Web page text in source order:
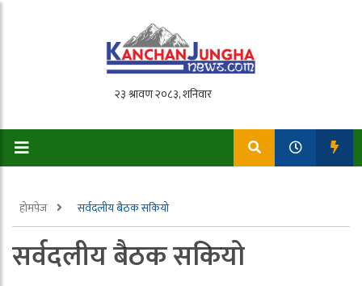
होमपेज सर्वदलीय बैठक सकियो
सर्वदलीय बैठक सकियो